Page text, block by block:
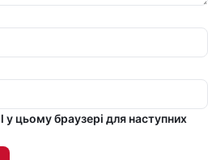
у цьому браузері для наступних